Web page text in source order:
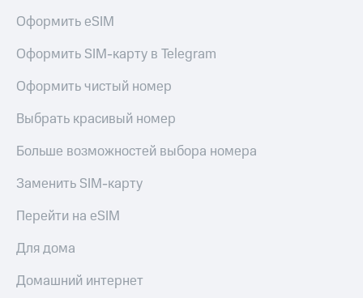
Оформить eSIM
Оформить SIM-карту в Telegram
Оформить чистый номер
Выбрать красивый номер
Больше возможностей выбора номера
Заменить SIM-карту
Перейти на eSIM
Для дома
Домашний интернет